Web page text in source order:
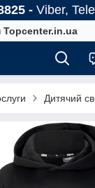
- Viber,
Topcenter.in.ua
Дитячий